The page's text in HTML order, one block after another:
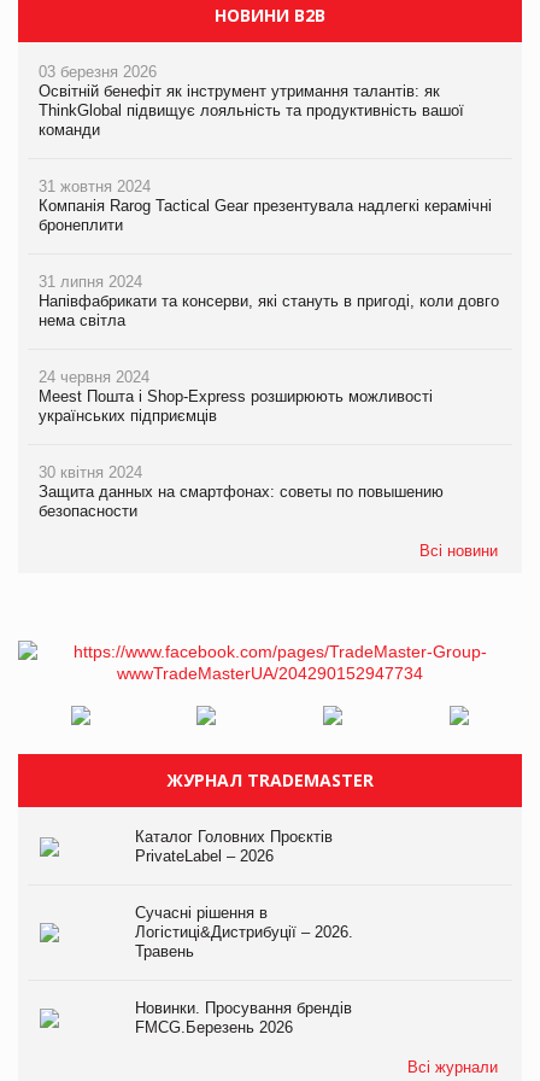
НОВИНИ B2B
03 березня 2026
Освітній бенефіт як інструмент утримання талантів: як
ThinkGlobal підвищує лояльність та продуктивність вашої
команди
31 жовтня 2024
Компанія Rarog Tactical Gear презентувала надлегкі керамічні
бронеплити
31 липня 2024
Напівфабрикати та консерви, які стануть в пригоді, коли довго
нема світла
24 червня 2024
Meest Пошта і Shop-Express розширюють можливості
українських підприємців
30 квітня 2024
Защита данных на смартфонах: советы по повышению
безопасности
Всі новини
ЖУРНАЛ TRADEMASTER
Каталог Головних Проєктів
PrivateLabel – 2026
Сучасні рішення в
Логістиці&Дистрибуції – 2026.
Травень
Новинки. Просування брендів
FMCG.Березень 2026
Всі журнали